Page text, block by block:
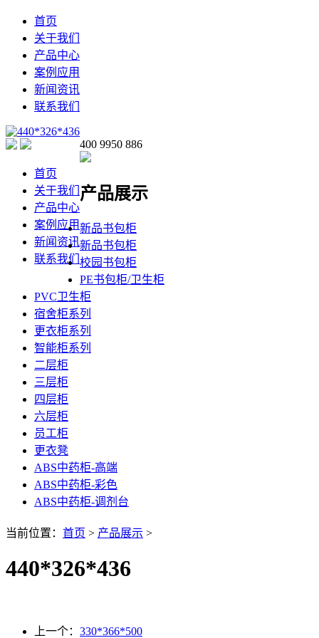
首页
关于我们
产品中心
案例应用
新闻资讯
联系我们
首页
关于我们
产品中心
案例应用
新闻资讯
联系我们
400 9950 886
产品展示
新品书包柜
新品书包柜
校园书包柜
PE书包柜/卫生柜
PVC卫生柜
宿舍柜系列
更衣柜系列
智能柜系列
二层柜
三层柜
四层柜
六层柜
员工柜
更衣凳
ABS中药柜-高端
ABS中药柜-彩色
ABS中药柜-调剂台
当前位置： 首页 > 产品展示 >
440*326*436
上一个： 330*366*500